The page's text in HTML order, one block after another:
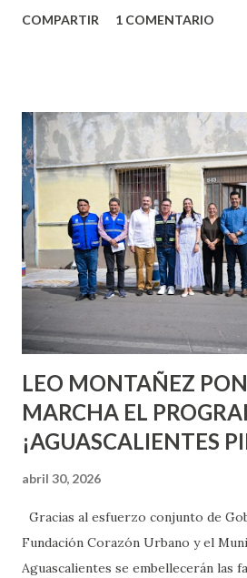
partes de ti que jamás hubieras
conoces ni la mitad de lo que
quienes ya han tenido relaciones
o expertas en el tema. Siempre hay
aprender y nuevas experiencias que
chica y aún no has tenido relaciones
pienses que el sexo será increíble y
experimentarlo, pero como
experiencia te dirá, siempre es
son suficientemen...
COMPARTIR 1 COMENTARIO
LEO MONTAÑEZ
MARCHA EL
¡AGUASCALIENTES
abril 30, 2026
Gracias al esfuerzo conjunto de
Fundación Corazón Urbano y el
Aguascalientes se embellecerán las